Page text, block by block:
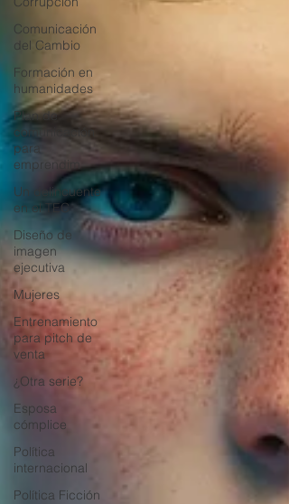
Comunicación
del Cambio
Formación en
humanidades
Plan de
comunicación
para
emprendim
Un delincuente
en el TEC
Diseño de
imagen
ejecutiva
Mujeres
Entrenamiento
para pitch de
venta
¿Otra serie?
Esposa
cómplice
Política
internacional
Política Ficción